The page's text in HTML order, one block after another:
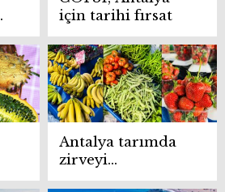
için tarihi fırsat
Antalya tarımda
zirveyi
bırakmıyor